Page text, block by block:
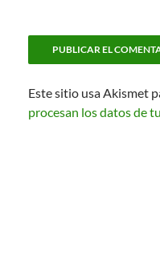
Este sitio usa Akismet
procesan los datos de